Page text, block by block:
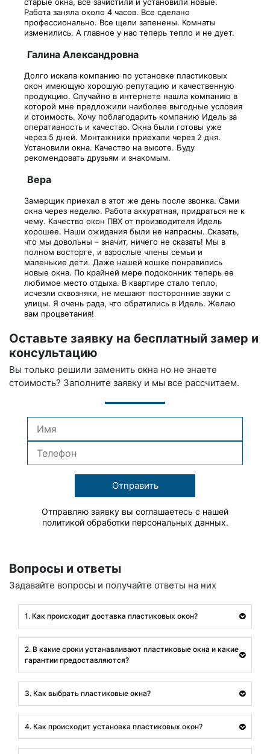
Работа заняла около 4 часов. Все сделано
профессионально. Все щели запенены. Комнаты
изменились. А главное у нас теперь тепло и не дует.
Галина Александровна
Долго искала компанию по установке пластиковых
окон имеющую хорошую репутацию и качественную
продукцию. Случайно в интернете нашла компанию в
которой мне предложили наиболее выгодные условия
и стоимость. Хочу поблагодарить компанию Идель за
оперативность и качество. Окна были готовы уже
через 5 дней. Монтажники приехали через 2 дня.
Установили окна. Качество на высоте. Буду
рекомендовать друзьям и знакомым.
Вера
Замерщик приехал в этот же день после звонка. Сами
окна через неделю. Работа аккуратная, придраться не к
чему. Качество окон ПВХ от производителя Идель
хорошее. Наши ожидания были не напрасны. Сказать,
что мы довольны – значит, ничего не сказать! Мы в
полном восторге, и взрослые члены семьи и
маленькие дети. Даже нашей кошке понравились
новые окна. По крайней мере подоконник теперь ее
любимое место отдыха. В квартире стало тепло,
исчезли сквозняки, не мешают посторонние звуки с
улицы. Я очень рада, что обратились в Идель. Желаю
вам процветания!
Оставьте заявку на бесплатный замер и
консультацию
Вы только решили заменить окна но не знаете
стоимость? Заполните заявку и мы все рассчитаем.
Отправить
Отправляю заявку вы соглашаетесь с нашей
политикой обработки персональных данных.
Вопросы и ответы
Задавайте вопросы и получайте ответы на них
1. Как происходит доставка пластиковых окон?
2. В какие сроки устанавливают пластиковые окна и какие
гарантии предоставляются?
3. Как выбрать пластиковые окна?
4. Как происходит установка пластиковых окон?